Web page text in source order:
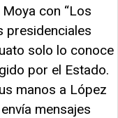
con “Los
presidenciales
solo lo conoce
por el Estado.
manos a López
mensajes